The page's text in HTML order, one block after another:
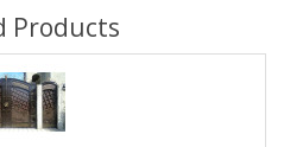
Products